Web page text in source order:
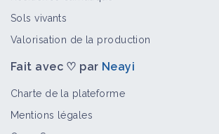
Sols vivants
Valorisation de la production
Fait avec ♡ par Neayi
Charte de la plateforme
Mentions légales